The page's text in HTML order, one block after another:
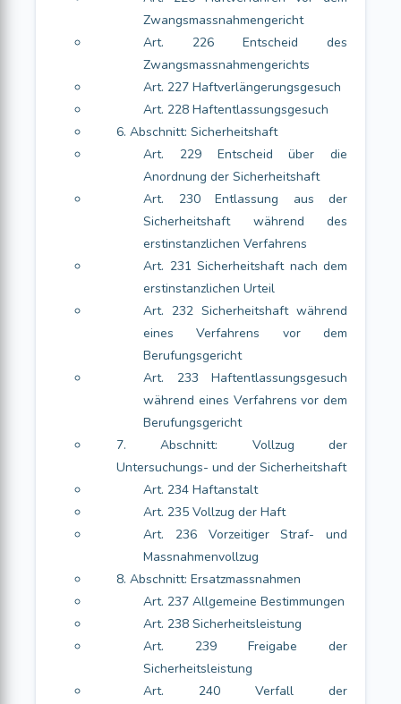
Zwangsmassnahmengericht
Art. 226 Entscheid des
Zwangsmassnahmengerichts
Art. 227 Haftverlängerungsgesuch
Art. 228 Haftentlassungsgesuch
6. Abschnitt: Sicherheitshaft
Art. 229 Entscheid über die
Anordnung der Sicherheitshaft
Art. 230 Entlassung aus der
Sicherheitshaft während des
erstinstanzlichen Verfahrens
Art. 231 Sicherheitshaft nach dem
erstinstanzlichen Urteil
Art. 232 Sicherheitshaft während
eines Verfahrens vor dem
Berufungsgericht
Art. 233 Haftentlassungsgesuch
während eines Verfahrens vor dem
Berufungsgericht
7. Abschnitt: Vollzug der
Untersuchungs- und der Sicherheitshaft
Art. 234 Haftanstalt
Art. 235 Vollzug der Haft
Art. 236 Vorzeitiger Straf- und
Massnahmenvollzug
8. Abschnitt: Ersatzmassnahmen
Art. 237 Allgemeine Bestimmungen
Art. 238 Sicherheitsleistung
Art. 239 Freigabe der
Sicherheitsleistung
Art. 240 Verfall der